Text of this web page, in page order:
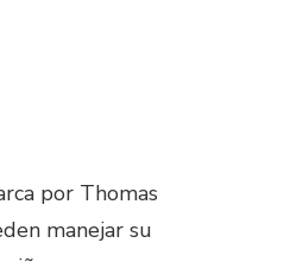
por Thomas
manejar su